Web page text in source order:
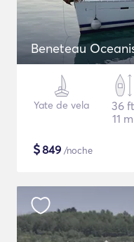
Beneteau
Yate de vela
36 ft
11 m
$849 /noche